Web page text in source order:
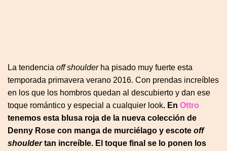
La tendencia off shoulderha pisado muy fuerte esta
temporada primavera verano 2016. Con prendas increíbles
en los que los hombros quedan al descubierto y dan ese
toque romántico y especial a cualquier look. En Ottro
tenemos esta blusa roja de la nueva colección de
Denny Rose con manga de murciélago y escote off
shouldertan increíble. El toque final se lo ponen los